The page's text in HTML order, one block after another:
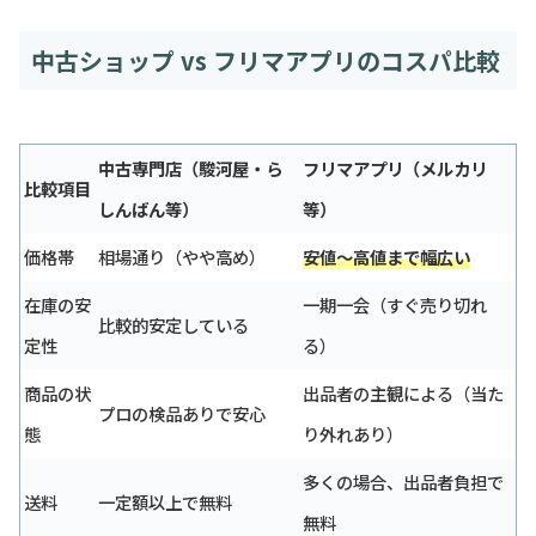
中古ショップ vs フリマアプリのコスパ比較
比較項目
中古専門店（駿河屋・ら
しんばん等）
フリマアプリ（メルカリ
等）
価格帯
相場通り（やや高め）
安値〜高値まで幅広い
在庫の安
定性
比較的安定している
一期一会（すぐ売り切れ
る）
商品の状
態
プロの検品ありで安心
出品者の主観による（当た
り外れあり）
送料 一定額以上で無料
多くの場合、出品者負担で
無料